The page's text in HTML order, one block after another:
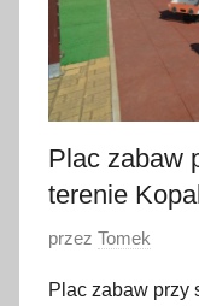
Plac zabaw
terenie
O
u
przez Tomek
Plac zabaw przy